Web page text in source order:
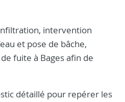
intervention
et pose de bâche,
fuite à Bages afin de
détaillé pour repérer les